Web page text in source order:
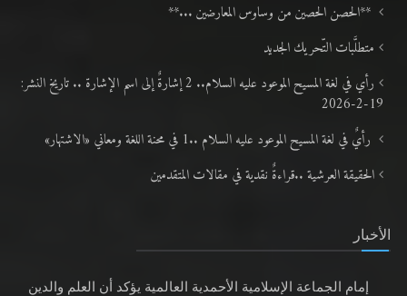
**الحصن الحصين من وساوس المعارضين ...**
متطلَّبات التّحريك الجديد
رأي في لغة المسيح الموعود عليه السلام.. 2 إشارةٌ إلى اسم الإشارة .. تاريخ النشر:
19-2-2026
رأيٌ في لغة المسيح الموعود عليه السلام ..1 في محنة اللغة ومعاني «الاشتهار»
الحقيقة العرشية ..قراءةٌ نقدية في مقالات المتقدمين
الأخبار
إمام الجماعة الإسلامية الأحمدية العالمية يؤكد أن العلم والدين